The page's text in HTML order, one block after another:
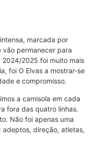
marcada por
vão permanecer para
2024/2025 foi muito mais
foi O Elvas a mostrar-se
e compromisso.
a camisola em cada
fora das quatro linhas.
Não foi apenas uma
direção, atletas,